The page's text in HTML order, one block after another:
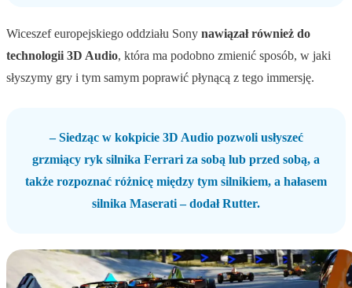
Wiceszef europejskiego oddziału Sony nawiązał również do
technologii 3D Audio, która ma podobno zmienić sposób, w jaki
słyszymy gry i tym samym poprawić płynącą z tego immersję.
– Siedząc w kokpicie 3D Audio pozwoli usłyszeć
grzmiący ryk silnika Ferrari za sobą lub przed sobą, a
także rozpoznać różnicę między tym silnikiem, a hałasem
silnika Maserati – dodał Rutter.